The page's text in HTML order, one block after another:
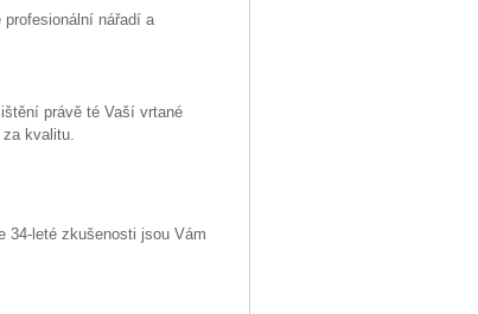
nářadí a
právě té Vaší vrtané
kvalitu.
34-leté zkušenosti jsou Vám